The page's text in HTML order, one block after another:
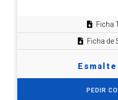
Ficha
Ficha de
PEDIR